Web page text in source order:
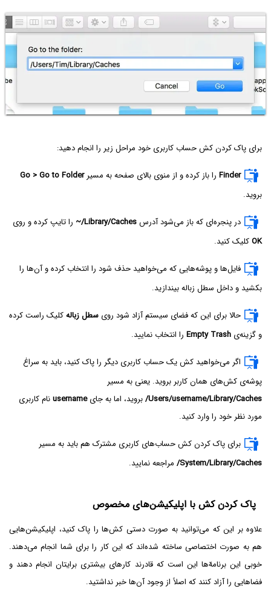
برای پاک کردن کش حساب کاربری خود مراحل زیر را انجام دهید:
Finder را باز کرده و از منوی بالای صفحه به مسیرGo > Go to Folder
بروید.
در پنجره‌ای که باز می‌شود آدرس~/Library/Caches را تایپ کرده و روی
OKکلیک کنید.
فایل‌ها و پوشه‌هایی که می‌خواهید حذف شود را انتخاب کرده و آن‌ها را
بکشید و داخل سطل زباله بیندازید.
حالا برای این که فضای سیستم آزاد شود روی سطل زبالهکلیک راست کرده
و گزینه‌ی Empty Trash را انتخاب نمایید.
اگر می‌خواهید کش یک حساب کاربری دیگر را پاک کنید، باید به سراغ
پوشه‌ی کش‌های همان کاربر بروید. یعنی به مسیر
/Users/username/Library/Cachesبروید، اما به جایusernameنام کاربری
مورد نظر خود را وارد کنید.
برای پاک کردن کش حساب‌های کاربری مشترک هم باید به مسیر
/System/Library/Caches مراجعه نمایید.
پاک کردن کش با اپلیکیشن‌های مخصوص
علاوه بر این که می‌توانید به صورت دستی کش‌ها را پاک کنید، اپلیکیشن‌هایی
هم به صورت اختصاصی ساخته شده‌اند که این کار را برای شما انجام می‌دهند.
خوبی این برنامه‌ّها این است که قادرند کارهای بیشتری برایتان انجام دهند و
فضاهایی را آزاد کنند که اصلاً از وجود آن‌ها خبر نداشتید.